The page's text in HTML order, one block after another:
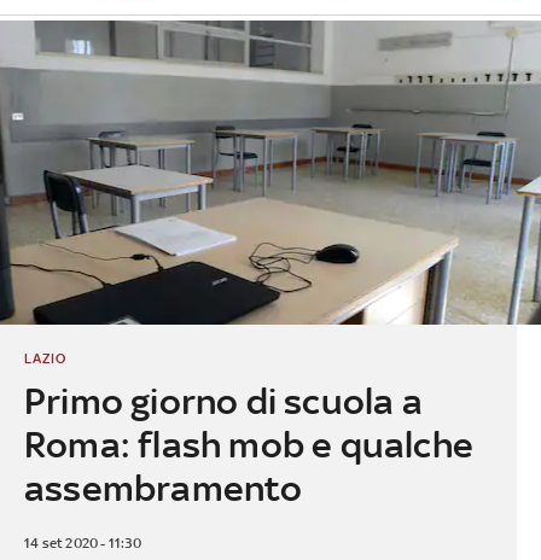
Primo giorno di scuola a
Roma: flash mob e qualche
assembramento
LAZIO
14 set 2020 - 11:30